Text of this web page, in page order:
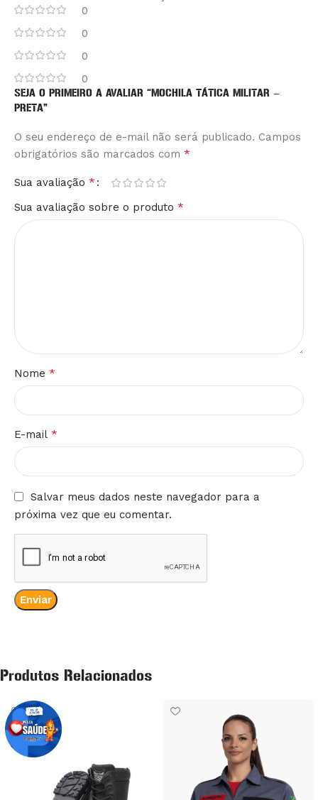
0
0
0
0
SEJA O PRIMEIRO A AVALIAR “MOCHILA TÁTICA MILITAR –
PRETA”
O seu endereço de e-mail não será publicado. Campos
obrigatórios são marcados com *
Sua avaliação *
Sua avaliação sobre o produto *
Nome *
E-mail *
Salvar meus dados neste navegador para a
próxima vez que eu comentar.
Alternative:
Produtos Relacionados